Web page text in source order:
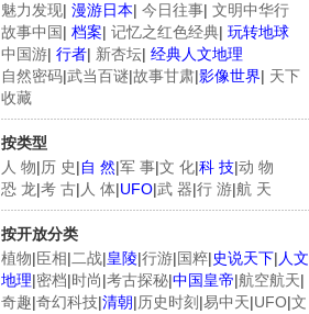
魅力发现| 漫游日本| 今日往事| 文明中华行
故事中国| 档案| 记忆之红色经典| 玩转地球
中国游| 行者| 新杏坛| 经典人文地理
自然密码|武当百谜|故事甘肃|影像世界| 天下
收藏
按类型
人 物|历 史|自 然|军 事|文 化|科 技|动 物
恐 龙|考 古| 人 体|UFO|武 器|行 游|航 天
按开放分类
植物|臣相|二战|皇陵|行游|国粹|史说天下| 人文
地理|密档|时尚|考古探秘|中国皇帝|航空航天|
奇趣|奇幻科技|清朝|历史时刻 |易中天|UFO|文